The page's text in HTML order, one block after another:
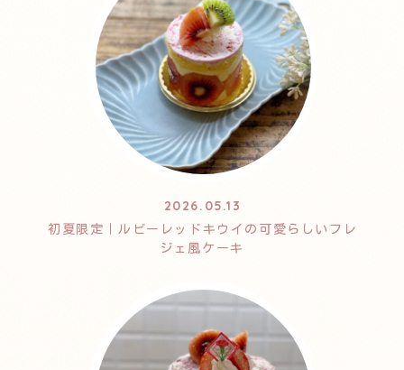
2026.05.13
初夏限定｜ルビーレッドキウイの可愛らしいフレ
ジェ風ケーキ